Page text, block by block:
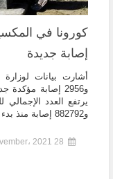
إصابة جديدة
و2956 إصابة
و882792 إصابة منذ بدء الجائحة.